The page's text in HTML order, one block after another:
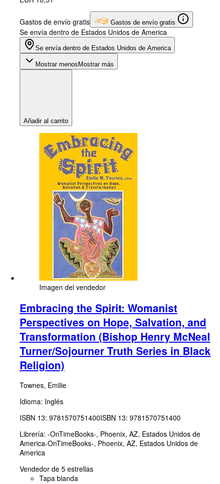
Gastos de envío gratis Gastos de envío gratis
Se envía dentro de Estados Unidos de America
Se envía dentro de Estados Unidos de America
Mostrar menos Mostrar más
Añadir al carrito
Imagen del vendedor
Embracing the Spirit: Womanist
Perspectives on Hope, Salvation, and
Transformation (Bishop Henry McNeal
Turner/Sojourner Truth Series in Black
Religion)
Townes, Emilie
Idioma: Inglés
ISBN 13: 9781570751400ISBN 13: 9781570751400
Librería: -OnTimeBooks-, Phoenix, AZ, Estados Unidos de
America-OnTimeBooks-, Phoenix, AZ, Estados Unidos de
America
Vendedor de 5 estrellas
Tapa blanda